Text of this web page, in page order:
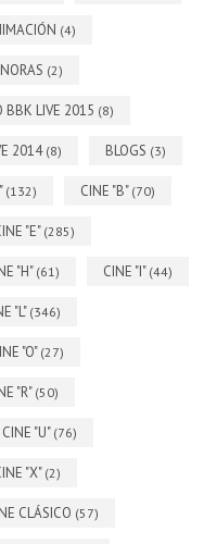
(4)
(2)
BBK LIVE 2015 (8)
2014 (8) BLOGS (3)
(132) CINE "B" (70)
"E" (285)
"H" (61) CINE "I" (44)
"L" (346)
"O"(27)
"R" (50)
CINE "U" (76)
"X" (2)
CLÁSICO (57)